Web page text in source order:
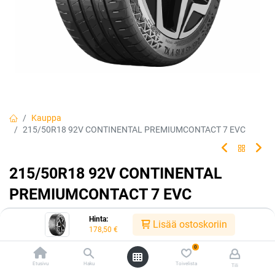
Hinta:
178,50 € Lisää ostoskoriin
Etusivu Haku
0
Toivelista Tili
Kauppa
215/50R18 92V CONTINENTAL PREMIUMCONTACT 7 EVC
215/50R18 92V CONTINENTAL
PREMIUMCONTACT 7 EVC
Turvallisesti ajaminen ei ole koskaan tuntunut
paremmalta.
Kesärengas joka edustaa parasta mahdollista ajomukavuutta ja
huippuluokan suorituskykyä. Kaikille autoille ja käyttövoimille.